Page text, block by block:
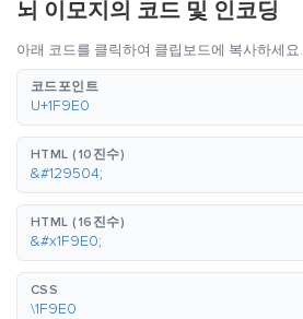
뇌 이모지의 코드 및 인코딩
아래 코드를 클릭하여 클립보드에 복사하세요.
코드포인트
U+1F9E0
HTML (10진수)
&#129504;
HTML (16진수)
&#x1F9E0;
CSS
\1F9E0